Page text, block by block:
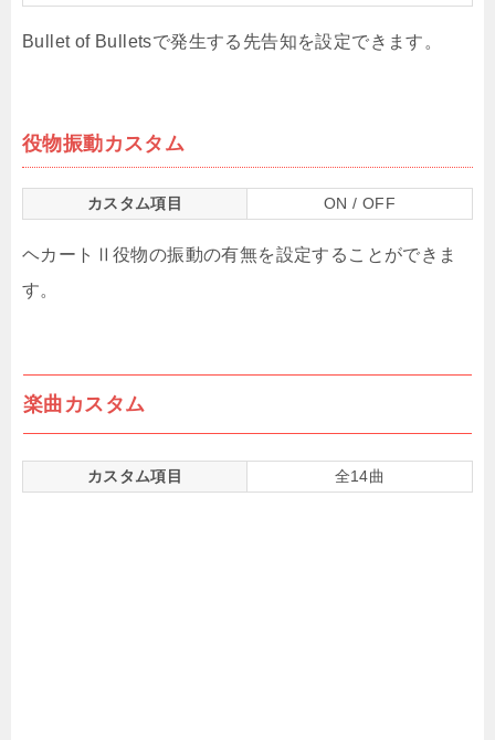
Bullet of Bulletsで発生する先告知を設定できます。
役物振動カスタム
カスタム項目 ON / OFF
ヘカートⅡ役物の振動の有無を設定することができま
す。
楽曲カスタム
カスタム項目 全14曲